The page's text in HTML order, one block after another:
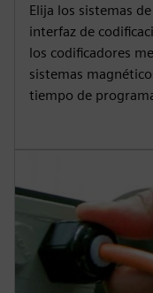
Elija los sistemas
interfaz de
los codificadores
sistemas
tiempo de